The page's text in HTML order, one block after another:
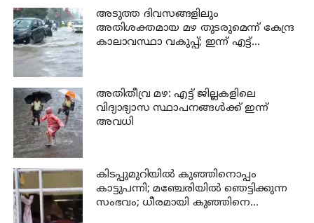
അടുത്ത ദിവസങ്ങളിലും
അതിശക്തമായ മഴ തുടരുമെന്ന് കേന്ദ്ര
കാലാവസ്ഥാ വകുപ്പ്; ഇന്ന് എട്ട്
അതിതീവ്ര മഴ: എട്ട് ജില്ലകളിലെ
വിദ്യാഭ്യാസ സ്ഥാപനങ്ങൾക്ക് ഇന്ന്
അവധി
കിടപ്പുമുറിയിൽ കുഞ്ഞിനൊപ്പം
കാട്ടുപന്നി; മഞ്ചേരിയിൽ ഞെട്ടിക്കുന്ന
സംഭവം; ധീരമായി കുഞ്ഞിനെ